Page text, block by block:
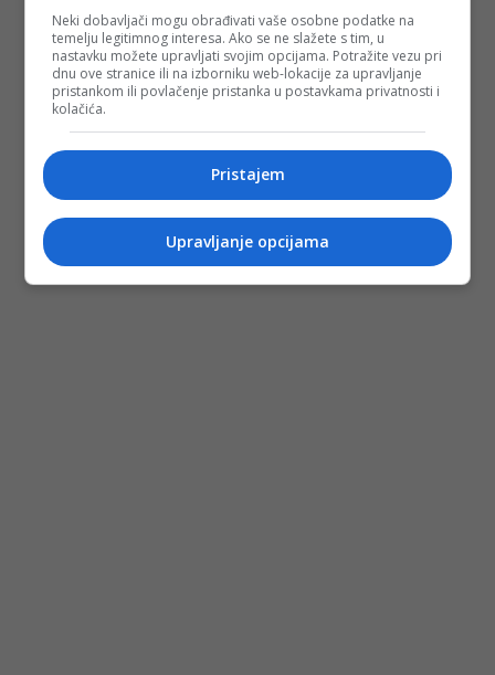
Neki dobavljači mogu obrađivati vaše osobne podatke na
temelju legitimnog interesa. Ako se ne slažete s tim, u
nastavku možete upravljati svojim opcijama. Potražite vezu pri
dnu ove stranice ili na izborniku web-lokacije za upravljanje
pristankom ili povlačenje pristanka u postavkama privatnosti i
kolačića.
Pristajem
Upravljanje opcijama